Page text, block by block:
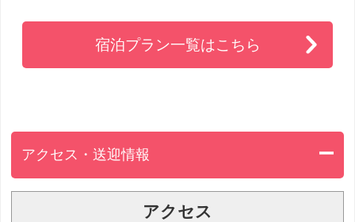
宿泊プラン一覧はこちら
アクセス・送迎情報
アクセス